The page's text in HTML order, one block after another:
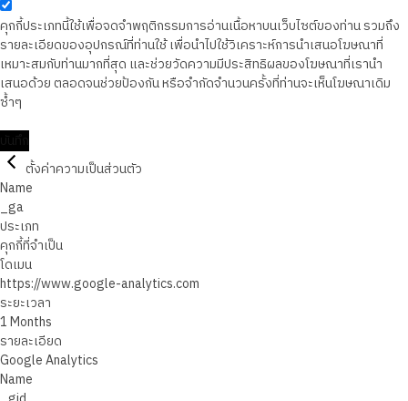
คุกกี้ประเภทนี้ใช้เพื่อจดจำพฤติกรรมการอ่านเนื้อหาบนเว็บไซต์ของท่าน รวมถึง
รายละเอียดของอุปกรณ์ที่ท่านใช้ เพื่อนำไปใช้วิเคราะห์การนำเสนอโฆษณาที่
เหมาะสมกับท่านมากที่สุด และช่วยวัดความมีประสิทธิผลของโฆษณาที่เรานำ
เสนอด้วย ตลอดจนช่วยป้องกัน หรือจำกัดจำนวนครั้งที่ท่านจะเห็นโฆษณาเดิม
ซ้ำๆ
ตั้งค่าความเป็นส่วนตัว
Name
_ga
ประเภท
คุกกี้ที่จำเป็น
โดเมน
https://www.google-analytics.com
ระยะเวลา
1 Months
รายละเอียด
Google Analytics
Name